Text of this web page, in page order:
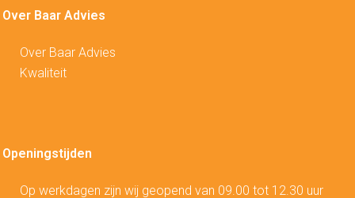
Over Baar Advies
Over Baar Advies
Kwaliteit
Openingstijden
Op werkdagen zijn wij geopend van 09.00 tot 12.30 uur